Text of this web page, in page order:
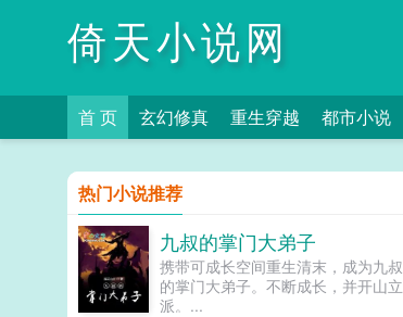
倚天小说网
首 页 玄幻修真 重生穿越 都市小说
热门小说推荐
九叔的掌门大弟子
携带可成长空间重生清末，成为九叔
的掌门大弟子。不断成长，并开山立
派。...